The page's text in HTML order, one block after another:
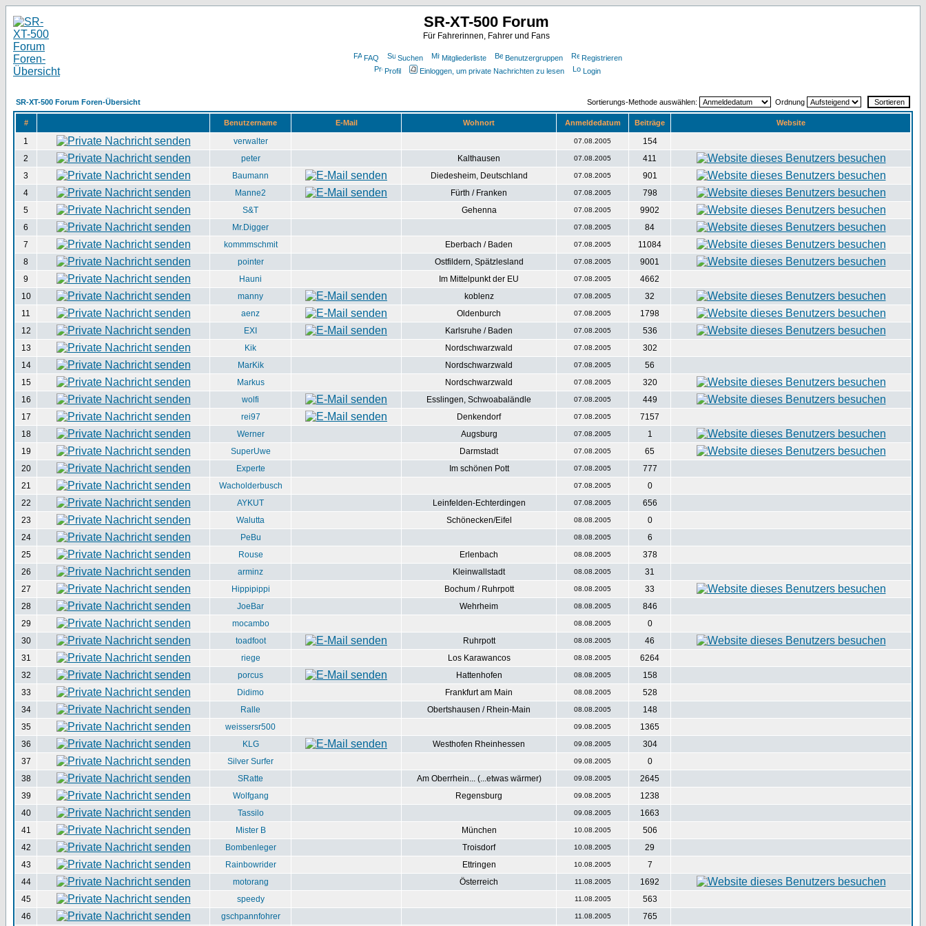
SR-XT-500 Forum
Für Fahrerinnen, Fahrer und Fans
FAQ Suchen Mitgliederliste Benutzergruppen
Registrieren
Profil
Einloggen, um private Nachrichten zu lesen Login
SR-XT-500 Forum Foren-Übersicht Sortierungs-Methode auswählen: Ordnung
# Benutzername E-Mail Wohnort Anmeldedatum Beiträge Website
1 verwalter 07.08.2005
154
2
peter Kalthausen 07.08.2005
411
3
Baumann Diedesheim, Deutschland 07.08.2005
901
4
Manne2 Fürth / Franken 07.08.2005
798
5
S&T Gehenna 07.08.2005
9902
6
Mr.Digger 07.08.2005
84
7
kommmschmit Eberbach / Baden 07.08.2005
11084
8
pointer Ostfildern, Spätzlesland 07.08.2005
9001
9
Hauni Im Mittelpunkt der EU 07.08.2005
4662
10
manny koblenz 07.08.2005
32
11
aenz Oldenburch 07.08.2005
1798
12
EXI Karlsruhe / Baden 07.08.2005
536
13
Kik Nordschwarzwald 07.08.2005
302
14
MarKik Nordschwarzwald 07.08.2005
56
15
Markus Nordschwarzwald 07.08.2005
320
16
wolfi Esslingen, Schwoabaländle 07.08.2005
449
17
rei97 Denkendorf 07.08.2005
7157
18
Werner Augsburg 07.08.2005
1
19
SuperUwe Darmstadt 07.08.2005
65
20
Experte Im schönen Pott 07.08.2005
777
21
Wacholderbusch 07.08.2005
0
22
AYKUT Leinfelden-Echterdingen 07.08.2005
656
23
Walutta Schönecken/Eifel 08.08.2005
0
24
PeBu 08.08.2005
6
25
Rouse Erlenbach 08.08.2005
378
26
arminz Kleinwallstadt 08.08.2005
31
27
Hippipippi Bochum / Ruhrpott 08.08.2005
33
28
JoeBar Wehrheim 08.08.2005
846
29
mocambo 08.08.2005
0
30
toadfoot Ruhrpott 08.08.2005
46
31
riege Los Karawancos 08.08.2005
6264
32
porcus Hattenhofen 08.08.2005
158
33
Didimo Frankfurt am Main 08.08.2005
528
34
Ralle Obertshausen / Rhein-Main 08.08.2005
148
35
weissersr500 09.08.2005
1365
36
KLG Westhofen Rheinhessen 09.08.2005
304
37
Silver Surfer 09.08.2005
0
38
SRatte Am Oberrhein... (...etwas wärmer) 09.08.2005
2645
39
Wolfgang Regensburg 09.08.2005
1238
40
Tassilo 09.08.2005
1663
41
Mister B München 10.08.2005
506
42
Bombenleger Troisdorf 10.08.2005
29
43
Rainbowrider Ettringen 10.08.2005
7
44
motorang Österreich 11.08.2005
1692
45
speedy 11.08.2005
563
46
gschpannfohrer 11.08.2005 765